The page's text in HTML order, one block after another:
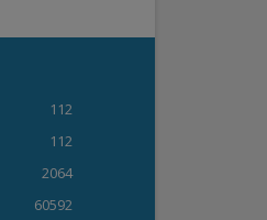
112
112
2064
60592